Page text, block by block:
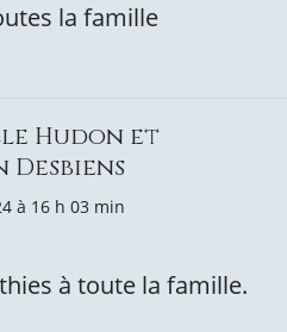
la famille
Hudon et
à 16 h 03 min
à toute la famille.